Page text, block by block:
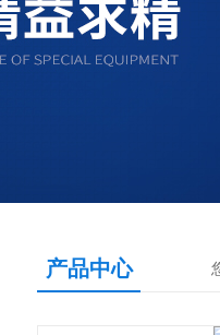
产品中心